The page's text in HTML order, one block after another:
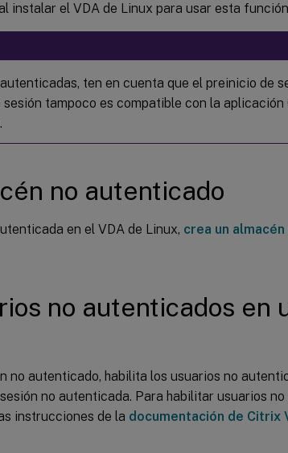
instalar el VDA de Linux para usar esta
ten en cuenta que el preinicio de
tampoco es compatible con la aplicación
no autenticado
en el VDA de Linux, crea un
no autenticados en
no autenticado, habilita los usuarios no
no autenticada. Para habilitar usuarios
instrucciones de la documentación de Citrix